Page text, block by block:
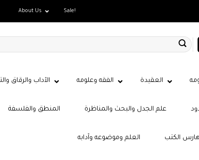
About Us Sale!
العقيدة الفقه وعلومه الآداب والرقاق
المنطق والفلسفة علم الجدل والبحث والمناظرة
العلم وموضوعه وآدابه الكتب